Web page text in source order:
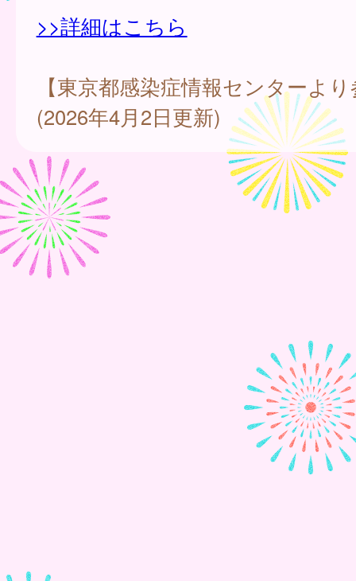
>>詳細はこちら
【東京都感染症情報センターよ
(2026年4月2日更新)